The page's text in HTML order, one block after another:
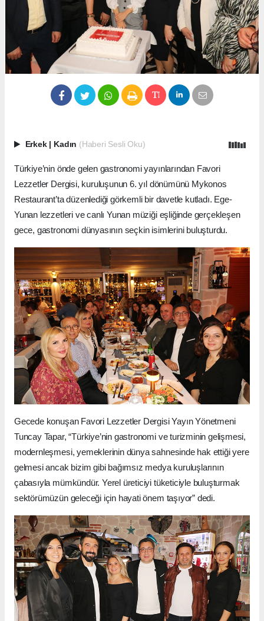
Erkek | Kadın (Haberi Sesli Oku)
Türkiye’nin önde gelen gastronomi yayınlarından Favori
Lezzetler Dergisi, kuruluşunun 6. yıl dönümünü Mykonos
Restaurant’ta düzenlediği görkemli bir davetle kutladı. Ege-
Yunan lezzetleri ve canlı Yunan müziği eşliğinde gerçekleşen
gece, gastronomi dünyasının seçkin isimlerini buluşturdu.
Gecede konuşan Favori Lezzetler Dergisi Yayın Yönetmeni
Tuncay Tapar, “Türkiye’nin gastronomi ve turizminin gelişmesi,
modernleşmesi, yemeklerinin dünya sahnesinde hak ettiği yere
gelmesi ancak bizim gibi bağımsız medya kuruluşlarının
çabasıyla mümkündür. Yerel üreticiyi tüketiciyle buluşturmak
sektörümüzün geleceği için hayati önem taşıyor” dedi.